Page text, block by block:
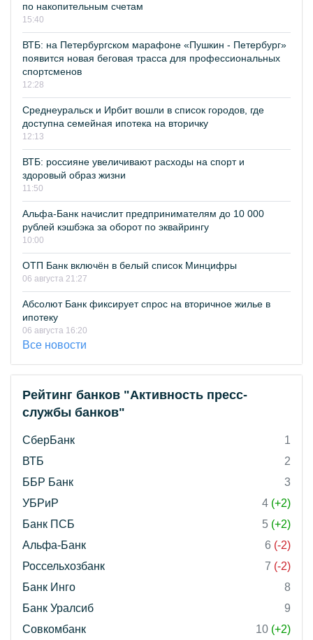
по накопительным счетам
15:40
ВТБ: на Петербургском марафоне «Пушкин - Петербург»
появится новая беговая трасса для профессиональных
спортсменов
12:28
Среднеуральск и Ирбит вошли в список городов, где
доступна семейная ипотека на вторичку
12:13
ВТБ: россияне увеличивают расходы на спорт и
здоровый образ жизни
11:50
Альфа-Банк начислит предпринимателям до 10 000
рублей кэшбэка за оборот по эквайрингу
10:00
ОТП Банк включён в белый список Минцифры
06 августа 21:27
Абсолют Банк фиксирует спрос на вторичное жилье в
ипотеку
06 августа 16:20
Все новости
Рейтинг банков "Активность пресс-
службы банков"
СберБанк
1
ВТБ
2
ББР Банк
3
УБРиР
4 (+2)
Банк ПСБ
5 (+2)
Альфа-Банк
6 (-2)
Россельхозбанк
7 (-2)
Банк Инго
8
Банк Уралсиб
9
Совкомбанк
10 (+2)